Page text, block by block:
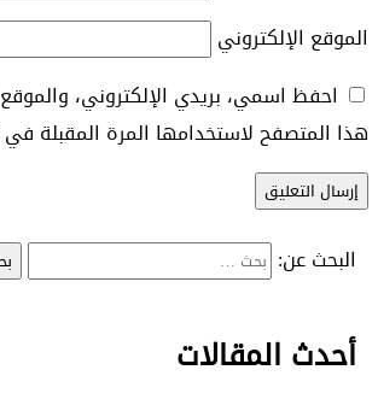
الموقع الإلكتروني
احفظ اسمي، بريدي الإلكتروني،
هذا المتصفح لاستخدامها المرة المقبلة
البحث عن:
أحدث المقالات